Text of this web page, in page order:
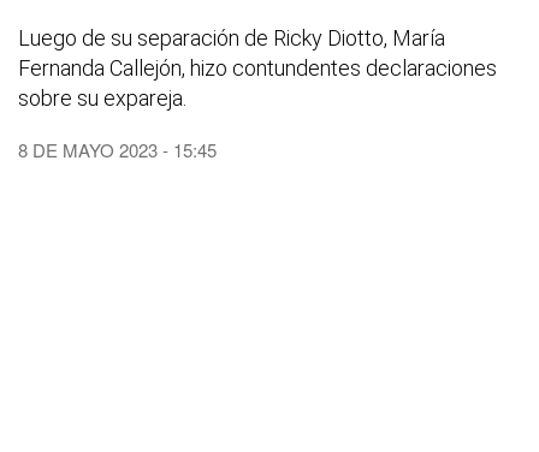
Luego de su separación de Ricky Diotto, María
Fernanda Callejón, hizo contundentes declaraciones
sobre su expareja.
8 DE MAYO 2023 - 15:45